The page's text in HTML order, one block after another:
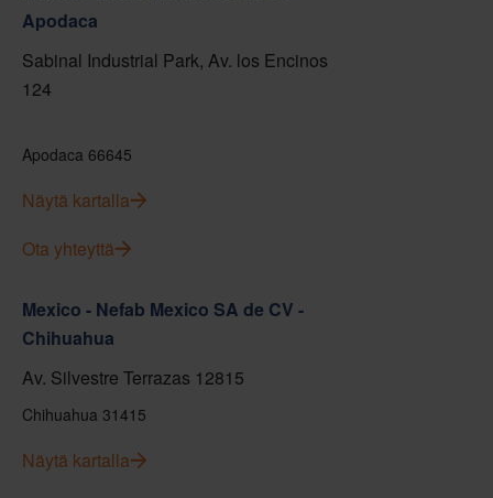
Apodaca
Sabinal Industrial Park, Av. los Encinos
124
Apodaca 66645
Näytä kartalla
Ota yhteyttä
Mexico - Nefab Mexico SA de CV -
Chihuahua
Av. Silvestre Terrazas 12815
Chihuahua 31415
Näytä kartalla